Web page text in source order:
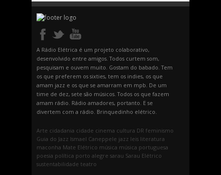
A Rádio Elétrica é um projeto colaborativo,
desenvolvido entre amigos. Todos curtem som,
pesquisam e ouvem muito. Gostam do babado. Tem
os que preferem os sixties, tem os indies, os que
amam jazz e os que se amarram em mpb. De um
time de dez, sete são músicos. Todos os que fazem
amam rádio. Rádio amadores, portanto. E se
divertem com a rádio. Brinquedinho elétrico.
Arte cidadania cidade cinema cultura DR feminismo
Guia do Jazz Ismael Caneppele jazz leis literatura
maconha Mate Elétrico música música portuguesa
poesia política porto alegre sarau Sarau Elétrico
sustentabilidade teatro